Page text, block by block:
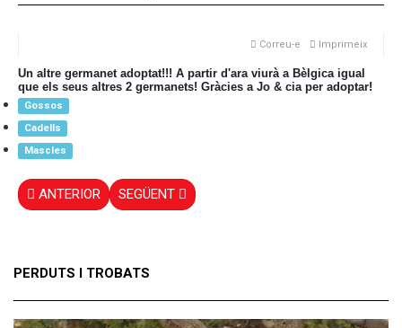
Imprimeix
Correu-e
Un altre germanet adoptat!!! A partir d'ara viurà a Bèlgica igual
que els seus altres 2 germanets! Gràcies a Jo & cia per adoptar!
Gossos
Cadells
Mascles
ANTERIOR SEGÜENT
PERDUTS I TROBATS